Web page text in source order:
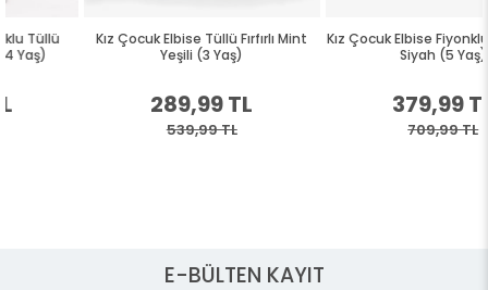
Kız Çocuk Elbise Tüllü Fırfırlı Mint
Yeşili (3 Yaş)
289,99 TL
Kız Çocuk Elbise Fiyonklu Pullu Tüllü
Siyah (5 Yaş)
379,99 TL
E-BÜLTEN KAYIT